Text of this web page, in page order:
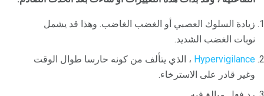
زيادة السلوك العصبي أو الغضب الغاضب. وهذا قد يشمل
نوبات الغضب الشديد.
Hypervigilance ، الذي يتألف من كونه حارسا طوال الوقت
وغير قادر على الاسترخاء.